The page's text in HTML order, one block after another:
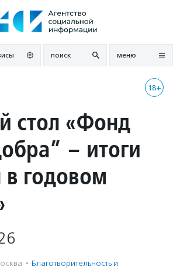
поиск меню
18+
стол «Фонд
– итоги
годовом
· Благотвори­тель­ность и